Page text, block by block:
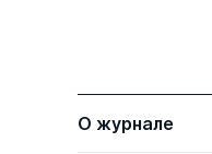
О журнале